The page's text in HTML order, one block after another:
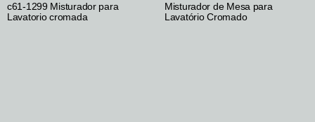
c61-1299 Misturador para
Lavatorio cromada
Misturador de Mesa para
Lavatório Cromado